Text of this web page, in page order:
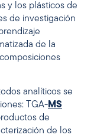
y los plásticos de
de investigación
de la
analíticos se
TGA-MS
de
de los